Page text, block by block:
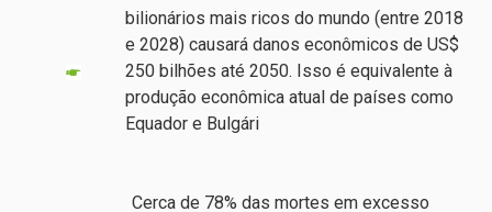
bilionários mais ricos do mundo (entre 2018
e 2028) causará danos econômicos de US$
250 bilhões até 2050. Isso é equivalente à
produção econômica atual de países como
Equador e Bulgári
Cerca de 78% das mortes em excesso